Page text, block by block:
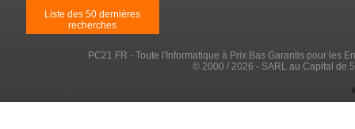
Liste des 50 dernières
recherches
PC21.FR - Toute l'Informatique à Prix Bas Garantis pour les
© 2000 / 2026 - SARL au Capital de